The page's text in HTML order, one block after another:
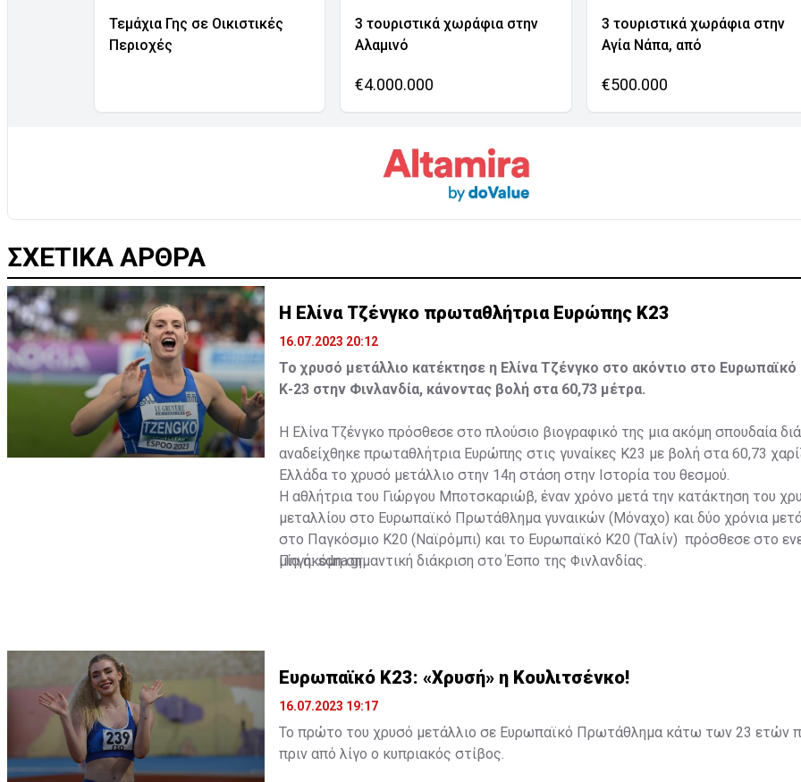
Τεμάχια Γης σε Οικιστικές
Περιοχές
3 τουριστικά χωράφια στην
Αλαμινό
€4.000.000
3 τουριστικά χωράφια στην
Αγία Νάπα, από
€500.000
ΣΧΕΤΙΚΑ ΑΡΘΡΑ
Η Ελίνα Τζένγκο πρωταθλήτρια Ευρώπης Κ23
16.07.2023 20:12
Το χρυσό μετάλλιο κατέκτησε η Ελίνα Τζένγκο στο ακόντιο στο
Κ-23 στην Φινλανδία, κάνοντας βολή στα 60,73 μέτρα.
Η Ελίνα Τζένγκο πρόσθεσε στο πλούσιο βιογραφικό της μια ακόμη σπουδαία
αναδείχθηκε πρωταθλήτρια Ευρώπης στις γυναίκες Κ23 με βολή στα 60,73
Ελλάδα το χρυσό μετάλλιο στην 14η στάση στην Ιστορία του θεσμού.
Η αθλήτρια του Γιώργου Μποτσκαριώβ, έναν χρόνο μετά την κατάκτηση του
μεταλλίου στο Ευρωπαϊκό Πρωτάθλημα γυναικών (Μόναχο) και δύο χρόνια μετά
στο Παγκόσμιο Κ20 (Ναϊρόμπι) και το Ευρωπαϊκό Κ20 (Ταλίν) πρόσθεσε στο
μία ακόμη σημαντική διάκριση στο Έσπο της Φινλανδίας.
Πηγή: sdna.gr
Ευρωπαϊκό Κ23: «Χρυσή» η Κουλιτσένκο!
16.07.2023 19:17
Το πρώτο του χρυσό μετάλλιο σε Ευρωπαϊκό Πρωτάθλημα κάτω των 23 ετών
πριν από λίγο ο κυπριακός στίβος.